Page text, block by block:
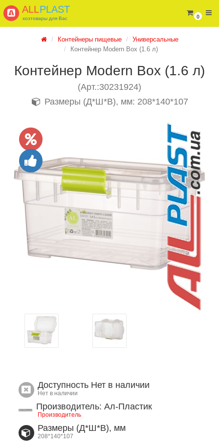
0
ALLPLAST
хозтовары для Вас
Контейнеры пищевые
Универсальные
Контейнер Modern Box (1.6 л)
Контейнер Modern Box (1.6 л)
(Арт.:30231924)
Размеры (Д*Ш*В), мм: 208*140*107
Доступность Нет в наличии
Нет в наличии
Производитель: Ал-Пластик
Производитель
Размеры (Д*Ш*В), мм
208*140*107